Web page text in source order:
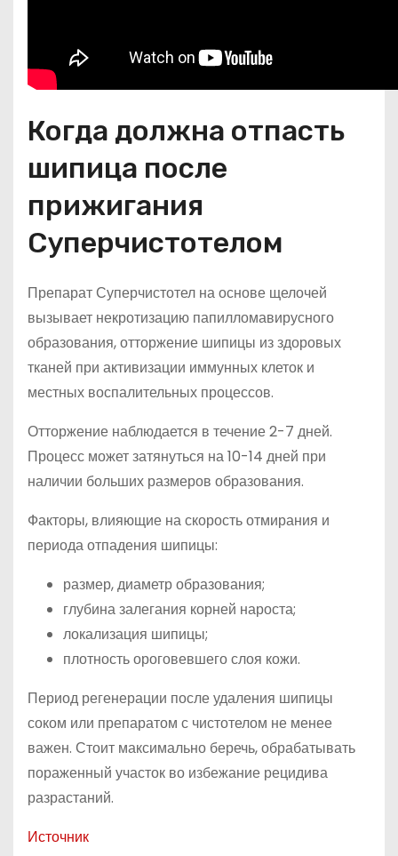
Когда должна отпасть
шипица после
прижигания
Суперчистотелом
Препарат Суперчистотел на основе щелочей
вызывает некротизацию папилломавирусного
образования, отторжение шипицы из здоровых
тканей при активизации иммунных клеток и
местных воспалительных процессов.
Отторжение наблюдается в течение 2-7 дней.
Процесс может затянуться на 10-14 дней при
наличии больших размеров образования.
Факторы, влияющие на скорость отмирания и
периода отпадения шипицы:
размер, диаметр образования;
глубина залегания корней нароста;
локализация шипицы;
плотность ороговевшего слоя кожи.
Период регенерации после удаления шипицы
соком или препаратом с чистотелом не менее
важен. Стоит максимально беречь, обрабатывать
пораженный участок во избежание рецидива
разрастаний.
Источник